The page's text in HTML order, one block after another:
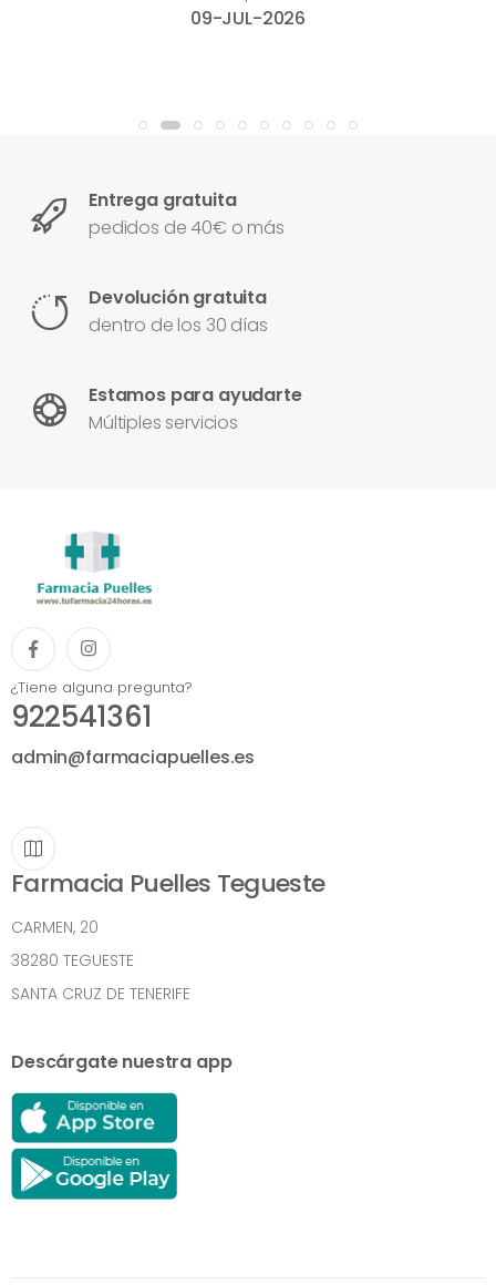
09-JUL-2026
Entrega gratuita
pedidos de 40€ o más
Devolución gratuita
dentro de los 30 días
Estamos para ayudarte
Múltiples servicios
¿Tiene alguna pregunta?
922541361
admin@farmaciapuelles.es
Farmacia Puelles Tegueste
CARMEN, 20
38280 TEGUESTE
SANTA CRUZ DE TENERIFE
Descárgate nuestra app